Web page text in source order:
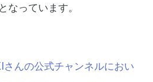
なっています。
さんの公式チャンネルにおい